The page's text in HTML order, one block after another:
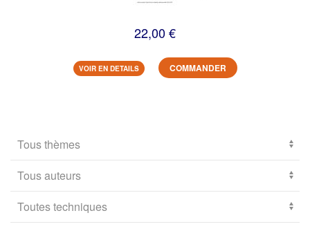
22,00 €
VOIR EN DETAILS COMMANDER